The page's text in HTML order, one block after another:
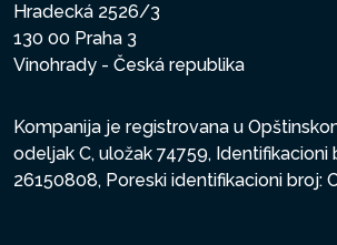
Hradecká 2526/3
130 00 Praha 3
Vinohrady - Česká republika
Kompanija je registrovana u
odeljak C, uložak 74759, Identifikacioni
26150808, Poreski identifikacioni broj: